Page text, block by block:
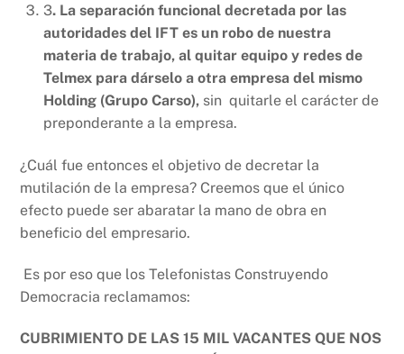
3. La separación funcional decretada por las
autoridades del IFT es un robo de nuestra
materia de trabajo, al quitar equipo y redes de
Telmex para dárselo a otra empresa del mismo
Holding (Grupo Carso), sin quitarle el carácter de
preponderante a la empresa.
¿Cuál fue entonces el objetivo de decretar la
mutilación de la empresa? Creemos que el único
efecto puede ser abaratar la mano de obra en
beneficio del empresario.
Es por eso que los Telefonistas Construyendo
Democracia reclamamos:
CUBRIMIENTO DE LAS 15 MIL VACANTES QUE NOS